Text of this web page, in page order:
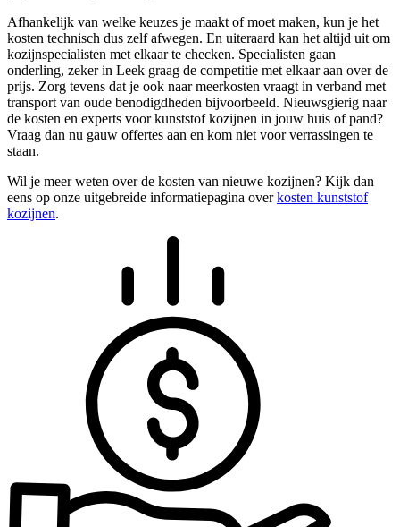
Afhankelijk van welke keuzes je maakt of moet maken, kun je het
kosten technisch dus zelf afwegen. En uiteraard kan het altijd uit om
kozijnspecialisten met elkaar te checken. Specialisten gaan
onderling, zeker in Leek graag de competitie met elkaar aan over de
prijs. Zorg tevens dat je ook naar meerkosten vraagt in verband met
transport van oude benodigdheden bijvoorbeeld. Nieuwsgierig naar
de kosten en experts voor kunststof kozijnen in jouw huis of pand?
Vraag dan nu gauw offertes aan en kom niet voor verrassingen te
staan.
Wil je meer weten over de kosten van nieuwe kozijnen? Kijk dan
eens op onze uitgebreide informatiepagina overkosten kunststof
kozijnen.